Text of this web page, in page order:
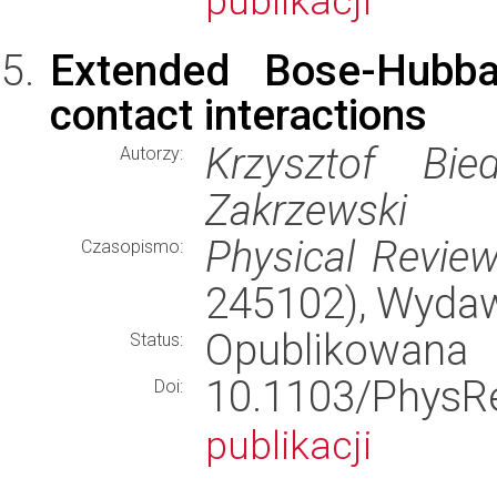
Extended Bose-
contact interactions
Autorzy:
Krzysztof
Zakrzewski
Czasopismo:
Physical
245102),
Status: Opublikowana
Doi: 10.1103/
publikacji